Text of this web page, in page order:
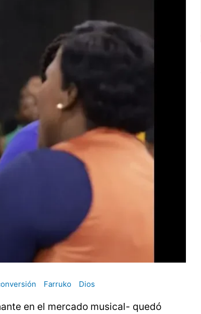
Farruko Dios
en el mercado musical- quedó